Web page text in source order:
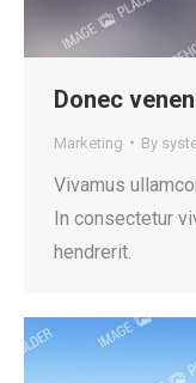
Donec
Marketing By
Vivamus
In consectetur
hendrerit.